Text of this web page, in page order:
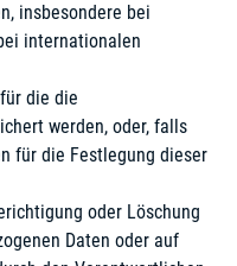
insbesondere bei
internationalen
die die
werden, oder, falls
für die Festlegung dieser
oder Löschung
Daten oder auf